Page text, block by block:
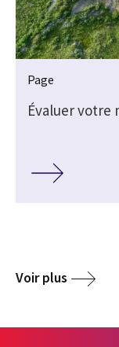
Page
Évaluer votre
Voir plus